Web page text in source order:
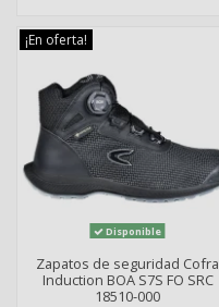
¡En oferta!
Disponible
Zapatos de seguridad Cofra
Induction BOA S7S FO SRC
18510-000